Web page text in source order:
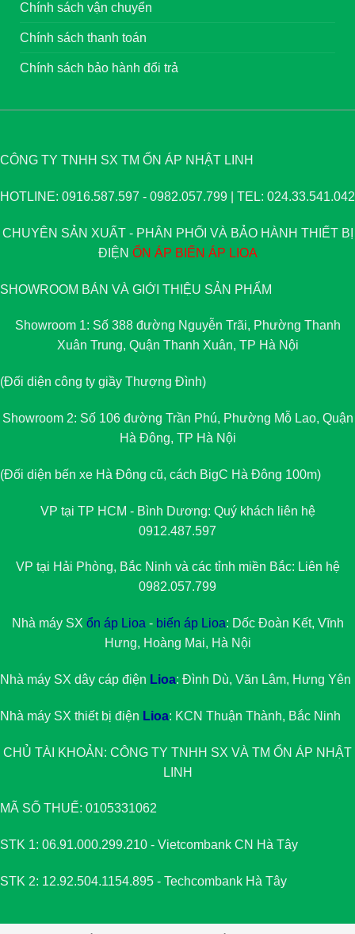
Chính sách vận chuyển
Chính sách thanh toán
Chính sách bảo hành đổi trả
CÔNG TY TNHH SX TM ỔN ÁP NHẬT LINH
HOTLINE: 0916.587.597 - 0982.057.799 | TEL: 024.33.541.042
CHUYÊN SẢN XUẤT - PHÂN PHỐI VÀ BẢO HÀNH THIẾT BỊ
ĐIỆN ỔN ÁP BIẾN ÁP LIOA
SHOWROOM BÁN VÀ GIỚI THIỆU SẢN PHẨM
Showroom 1: Số 388 đường Nguyễn Trãi, Phường Thanh
Xuân Trung, Quận Thanh Xuân, TP Hà Nội
(Đối diện công ty giầy Thượng Đình)
Showroom 2: Số 106 đường Trần Phú, Phường Mỗ Lao, Quận
Hà Đông, TP Hà Nội
(Đối diện bến xe Hà Đông cũ, cách BigC Hà Đông 100m)
VP tại TP HCM - Bình Dương: Quý khách liên hệ
0912.487.597
VP tại Hải Phòng, Bắc Ninh và các tỉnh miền Bắc: Liên hệ
0982.057.799
Nhà máy SX ổn áp Lioa - biến áp Lioa: Dốc Đoàn Kết, Vĩnh
Hưng, Hoàng Mai, Hà Nội
Nhà máy SX dây cáp điện Lioa: Đình Dù, Văn Lâm, Hưng Yên
Nhà máy SX thiết bị điện Lioa: KCN Thuận Thành, Bắc Ninh
CHỦ TÀI KHOẢN: CÔNG TY TNHH SX VÀ TM ỔN ÁP NHẬT
LINH
MÃ SỐ THUẾ: 0105331062
STK 1: 06.91.000.299.210 - Vietcombank CN Hà Tây
STK 2: 12.92.504.1154.895 - Techcombank Hà Tây